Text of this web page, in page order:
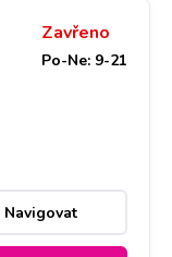
Zavřeno
Po-Ne: 9-21
Navigovat